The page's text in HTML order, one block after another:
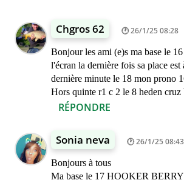
Chgros 62 26/1/25 08:28
Bonjour les ami (e)s ma base le
l'écran la dernière fois sa place est
dernière minute le 18 mon prono
Hors quinte r1 c 2 le 8 heden cruz
RÉPONDRE
Sonia neva 26/1/25 08:43
Bonjours à tous
Ma base le 17 HOOKER